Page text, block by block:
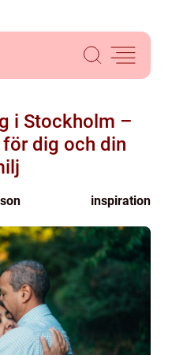
i Stockholm –
dig och din
inspiration